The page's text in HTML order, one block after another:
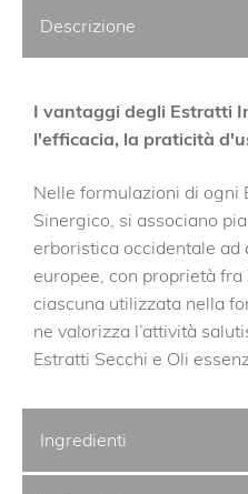
Descrizione
I vantaggi degli Estratti
l'efficacia, la praticità
Nelle formulazioni di ogni
Sinergico, si associano
erboristica occidentale
europee, con proprietà fra
ciascuna utilizzata nella
ne valorizza l’attività
Estratti Secchi e Oli
Ingredienti